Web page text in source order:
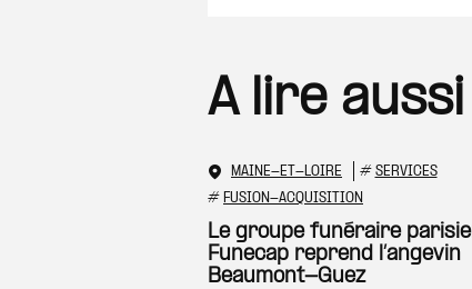
A lire aussi
MAINE-ET-LOIRE # SERVICES
# FUSION-ACQUISITION
Le groupe funéraire
Funecap reprend l’angevin
Beaumont-Guez